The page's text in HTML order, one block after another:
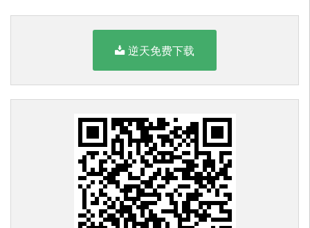
逆天免费下载